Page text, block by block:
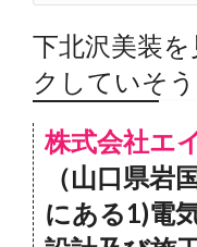
下北沢美装
クしていそ
株式会社エ
（山口県岩
にある1)電